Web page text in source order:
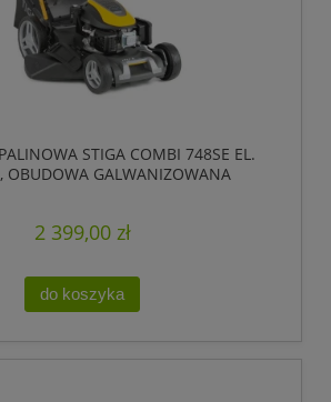
STIGA COMBI 748SE EL.
OBUDOWA GALWANIZOWANA
2 399,00 zł
do koszyka